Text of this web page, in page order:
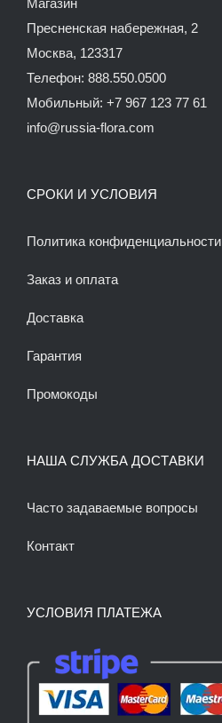
Магазин
Пресненская набережная, 2
Москва, 123317
Телефон: 888.550.0500
Мобильный: +7 967 123 77 61
info@russia-flora.com
СРОКИ И УСЛОВИЯ
Политика конфиденциальности
Заказ и оплата
Доставка
Гарантия
Промокоды
НАША СЛУЖБА ДОСТАВКИ
Часто задаваемые вопросы
Контакт
УСЛОВИЯ ПЛАТЕЖА